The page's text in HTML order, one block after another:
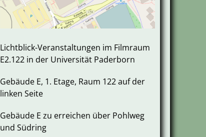
Lichtblick-Veranstaltungen im Filmraum
E2.122 in der Universität Paderborn
Gebäude E, 1. Etage, Raum 122 auf der
linken Seite
Gebäude E zu erreichen über Pohlweg
und Südring